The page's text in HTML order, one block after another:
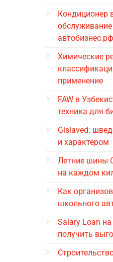
Кондиционер
автобизнес.рф
Химические
применение
FAW в
техника для
Gislaved:
и характером
Летние шины
на каждом
Как
школьного
Salary Loan
получить